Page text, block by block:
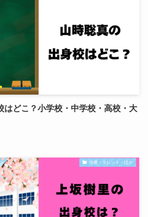
はどこ？小学校・中学校・高校・大
俳優・タレント・ほか